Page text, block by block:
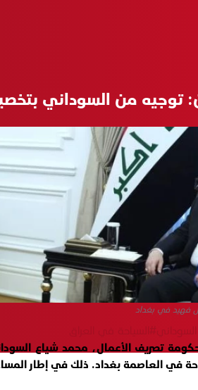
توجيه من السوداني
فهيد في بغداد
#السياحة في العراق
تصريف الأعمال، محمد شياع
في العاصمة بغداد. ذلك في إطار